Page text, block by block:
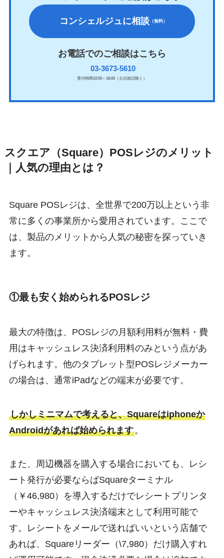
コンシェルジュに相談（無料）
お電話でのご相談はこちら
03-3673-5610
受付時間10:00～18:00（土日祝日除く）
スクエア（Square）POSレジのメリット
｜人気の理由とは？
Square POSレジは、全世界で200万以上という非
常に多くの事業所から愛用されています。ここで
は、製品のメリットから人気の秘密を探っていき
ます。
①最も安く始められるPOSレジ
最大の特徴は、POSレジの月額利用料が無料・費
用はキャッシュレス決済利用料のみという点があ
げられます。他のタブレット型POSレジメーカー
の場合は、通常iPadなどの端末が必要です。
しかしミニマムで考えると、Squareはiphoneか
Androidがあれば始められます。
また、周辺機器を購入する場合においても、レシ
ート発行が必要ならばSquareターミナル
（￥46,980）を導入するだけでレシートプリンタ
ーやキャッシュレス決済端末として利用可能で
す。レシートをメールで送ればいいという店舗で
あれば、Squareリーダー（\7,980）だけ購入すれ